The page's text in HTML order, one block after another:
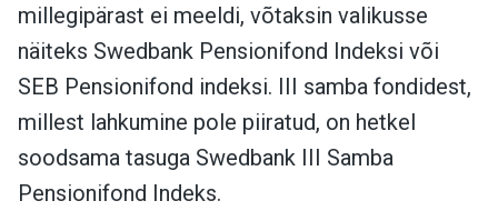
millegipärast ei meeldi, võtaksin valikusse
näiteks Swedbank Pensionifond Indeksi või
SEB Pensionifond indeksi. III samba fondidest,
millest lahkumine pole piiratud, on hetkel
soodsama tasuga Swedbank III Samba
Pensionifond Indeks.